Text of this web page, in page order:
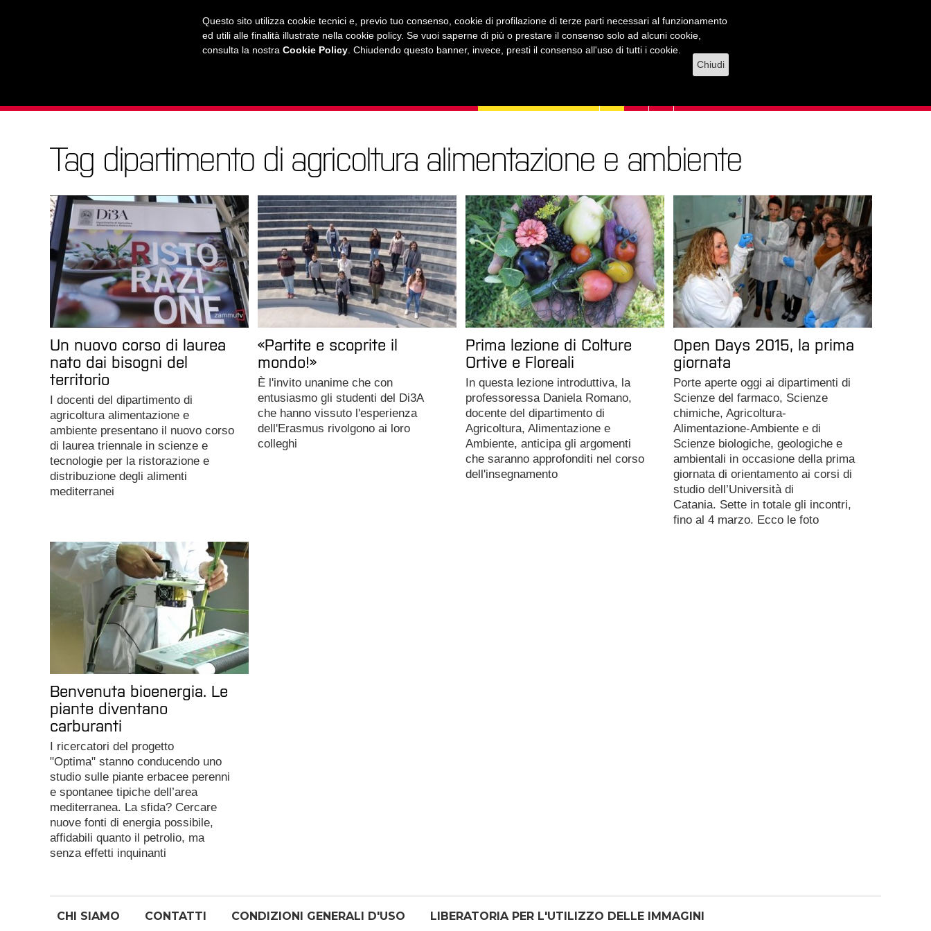
Questo sito utilizza cookie tecnici e, previo tuo consenso, cookie di profilazione di terze parti necessari al funzionamento
ed utili alle finalità illustrate nella cookie policy. Se vuoi saperne di più o prestare il consenso solo ad alcuni cookie,
consulta la nostra Cookie Policy . Chiudendo questo banner, invece, presti il consenso all'uso di tutti i cookie.
Chiudi
L'AGENDA
Tag dipartimento di agricoltura alimentazione e ambiente
Un nuovo corso di laurea
nato dai bisogni del
territorio
I docenti del dipartimento di
agricoltura alimentazione e
ambiente presentano il nuovo corso
di laurea triennale in scienze e
tecnologie per la ristorazione e
distribuzione degli alimenti
mediterranei
«Partite e scoprite il
mondo!»
È l'invito unanime che con
entusiasmo gli studenti del Di3A
che hanno vissuto l'esperienza
dell'Erasmus rivolgono ai loro
colleghi
Prima lezione di Colture
Ortive e Floreali
In questa lezione introduttiva, la
professoressa Daniela Romano,
docente del dipartimento di
Agricoltura, Alimentazione e
Ambiente, anticipa gli argomenti
che saranno approfonditi nel corso
dell'insegnamento
Open Days 2015, la prima
giornata
Porte aperte oggi ai dipartimenti di
Scienze del farmaco, Scienze
chimiche, Agricoltura-
Alimentazione-Ambiente e di
Scienze biologiche, geologiche e
ambientali in occasione della prima
giornata di orientamento ai corsi di
studio dell’Università di
Catania. Sette in totale gli incontri,
fino al 4 marzo. Ecco le foto
Benvenuta bioenergia. Le
piante diventano
carburanti
I ricercatori del progetto
"Optima" stanno conducendo uno
studio sulle piante erbacee perenni
e spontanee tipiche dell’area
mediterranea. La sfida? Cercare
nuove fonti di energia possibile,
affidabili quanto il petrolio, ma
senza effetti inquinanti
CHI SIAMO CONTATTI CONDIZIONI GENERALI D'USO LIBERATORIA PER L'UTILIZZO DELLE IMMAGINI